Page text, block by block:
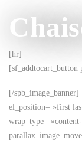
[hr]
[sf_addtocart_button
[/
el_position= »first
wrap_type=